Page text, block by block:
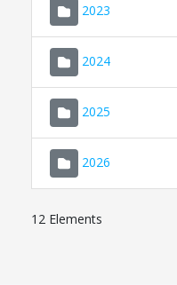
2023
2024
2025
2026
12 Elements